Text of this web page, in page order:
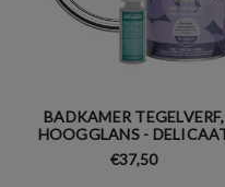
BADKAMER TEGELVERF,
HOOGGLANS -
€37,50